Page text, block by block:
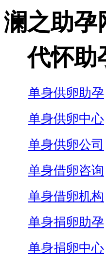
澜之助孕
代怀助
单身供卵助孕
单身供卵中心
单身供卵公司
单身借卵咨询
单身借卵机构
单身捐卵助孕
单身捐卵中心